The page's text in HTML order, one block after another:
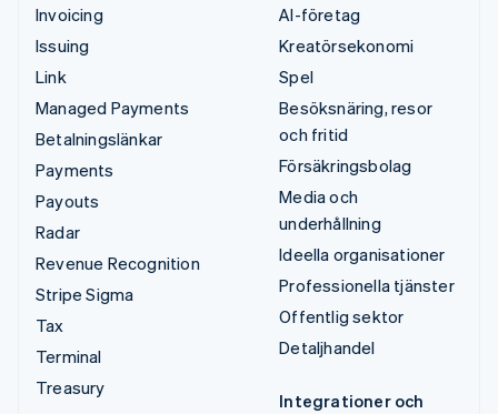
Invoicing
Issuing
Link
Managed Payments
Betalningslänkar
Payments
Payouts
Radar
Revenue Recognition
Stripe Sigma
Tax
Terminal
Treasury
AI-företag
Kreatörsekonomi
Spel
Besöksnäring, resor
och fritid
Försäkringsbolag
Media och
underhållning
Ideella organisationer
Professionella tjänster
Offentlig sektor
Detaljhandel
Integrationer och